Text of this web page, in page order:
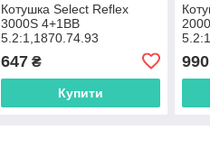
Котушка Select Reflex
3000S 4+1BB
5.2:1,1870.74.93
647₴
Купити
990